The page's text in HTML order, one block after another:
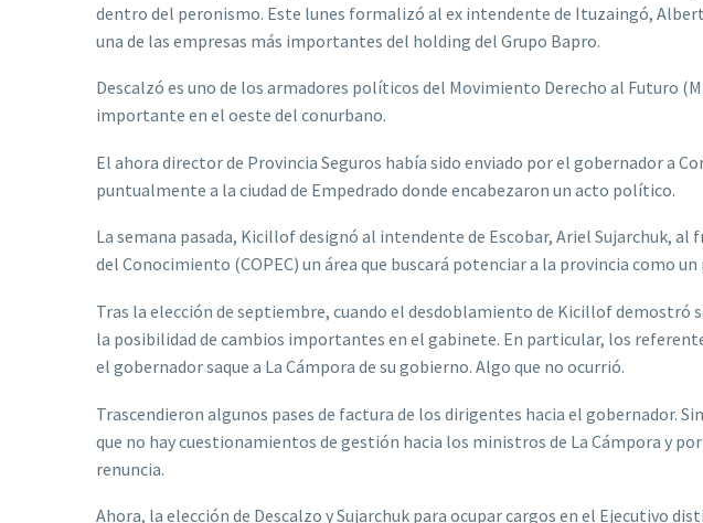
dentro del peronismo. Este lunes formalizó al ex intendente de Ituzaingó,
una de las empresas más importantes del holding del Grupo Bapro.
Descalzó es uno de los armadores políticos del Movimiento Derecho al Futuro
importante en el oeste del conurbano.
El ahora director de Provincia Seguros había sido enviado por el gobernador a
puntualmente a la ciudad de Empedrado donde encabezaron un acto político.
La semana pasada, Kicillof designó al intendente de Escobar, Ariel Sujarchuk,
del Conocimiento (COPEC) un área que buscará potenciar a la provincia como
Tras la elección de septiembre, cuando el desdoblamiento de Kicillof demostró
la posibilidad de cambios importantes en el gabinete. En particular, los
el gobernador saque a La Cámpora de su gobierno. Algo que no ocurrió.
Trascendieron algunos pases de factura de los dirigentes hacia el gobernador.
que no hay cuestionamientos de gestión hacia los ministros de La Cámpora y
renuncia.
Ahora, la elección de Descalzo y Sujarchuk para ocupar cargos en el Ejecutivo